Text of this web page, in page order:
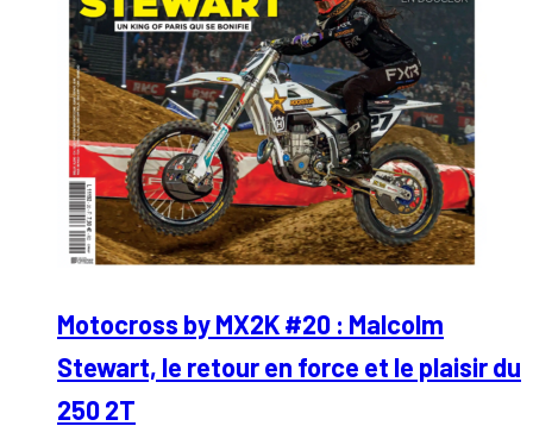
Motocross by MX2K #20 : Malcolm
Stewart, le retour en force et le plaisir du
250 2T